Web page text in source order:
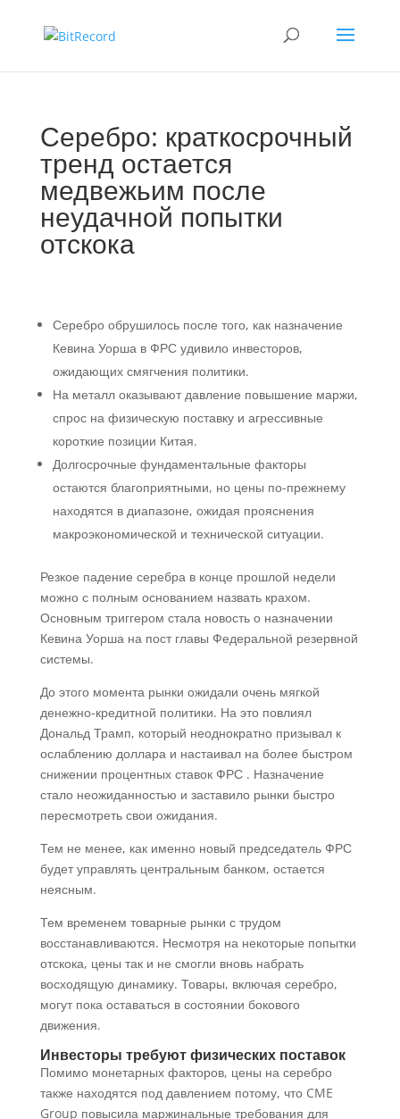
Серебро: краткосрочный
тренд остается
медвежьим после
неудачной попытки
отскока
Серебро обрушилось после того, как назначение
Кевина Уорша в ФРС удивило инвесторов,
ожидающих смягчения политики.
На металл оказывают давление повышение маржи,
спрос на физическую поставку и агрессивные
короткие позиции Китая.
Долгосрочные фундаментальные факторы
остаются благоприятными, но цены по-прежнему
находятся в диапазоне, ожидая прояснения
макроэкономической и технической ситуации.
Резкое падение серебра в конце прошлой недели
можно с полным основанием назвать крахом.
Основным триггером стала новость о назначении
Кевина Уорша на пост главы Федеральной резервной
системы.
До этого момента рынки ожидали очень мягкой
денежно-кредитной политики. На это повлиял
Дональд Трамп, который неоднократно призывал к
ослаблению доллара и настаивал на более быстром
снижении процентных ставокФРС . Назначение
стало неожиданностью и заставило рынки быстро
пересмотреть свои ожидания.
Тем не менее, как именно новый председатель ФРС
будет управлять центральным банком, остается
неясным.
Тем временем товарные рынки с трудом
восстанавливаются. Несмотря на некоторые попытки
отскока, цены так и не смогли вновь набрать
восходящую динамику. Товары, включая серебро,
могут пока оставаться в состоянии бокового
движения.
Инвесторы требуют физических поставок
Помимо монетарных факторов, цены на серебро
также находятся под давлением потому, что CME
Group повысила маржинальные требования для